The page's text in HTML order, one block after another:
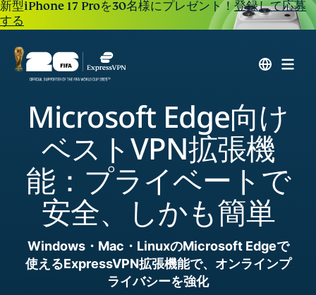
新型iPhone 17 Proを30名様にプレゼント！登録して応募
する
Microsoft Edge向け
ベストVPN拡張機
能：プライベートで
安全、しかも簡単
Windows・Mac・LinuxのMicrosoft Edgeで
使えるExpressVPN拡張機能で、オンラインプ
ライバシーを強化